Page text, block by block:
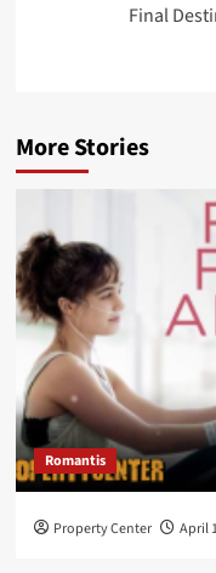
Final
More Stories
Romantis
Property Center April